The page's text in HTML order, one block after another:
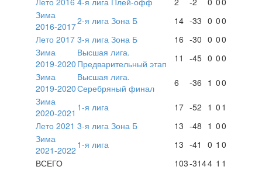
Зима
2016-20172-я лига Зона Б 14 -33 0 00
Лето 2017 3-я лига Зона Б 16 -30 0 00
Зима
2019-2020
Высшая лига.
Предварительный этап
11 -45 0 00
Зима
2019-2020
Высшая лига.
Серебряный финал
6 -36 1 00
Зима
2020-2021 1-я лига 17 -52 1 0 1
Лето 2021 3-я лига Зона Б 13 -48 1 00
Зима
2021-2022 1-я лига 13 -41 0 1 0
ВСЕГО
103-3144 1 1